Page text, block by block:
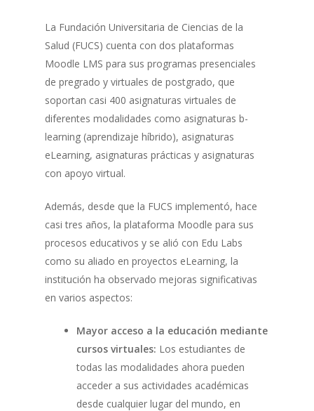
La Fundación Universitaria de Ciencias de la
Salud (FUCS) cuenta con dos plataformas
Moodle LMS para sus programas presenciales
de pregrado y virtuales de postgrado, que
soportan casi 400 asignaturas virtuales de
diferentes modalidades como asignaturas b-
learning (aprendizaje híbrido), asignaturas
eLearning, asignaturas prácticas y asignaturas
con apoyo virtual.
Además, desde que la FUCS implementó, hace
casi tres años, la plataforma Moodle para sus
procesos educativos y se alió con Edu Labs
como su aliado en proyectos eLearning, la
institución ha observado mejoras significativas
en varios aspectos:
Mayor acceso a la educación mediante
cursos virtuales: Los estudiantes de
todas las modalidades ahora pueden
acceder a sus actividades académicas
desde cualquier lugar del mundo, en